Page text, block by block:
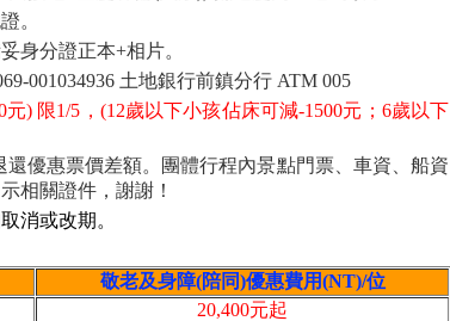
。
身分證正本+相片。
001034936 土地銀行前鎮分行 ATM 005
) 限1/5，(12歲以下小孩佔床可減-1500元；6歲以下
優惠票價差額。團體行程內景點門票、車資、船資
相關證件，謝謝！
消或改期。
敬老及身障(陪同)優惠費用(NT)/位
20,400元起